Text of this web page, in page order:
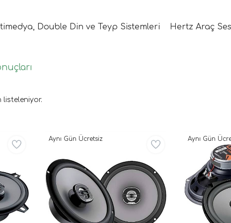
Double Din ve Teyp Sistemleri Hertz Araç
listeleniyor.
Aynı Gün Ücretsiz Aynı Gün